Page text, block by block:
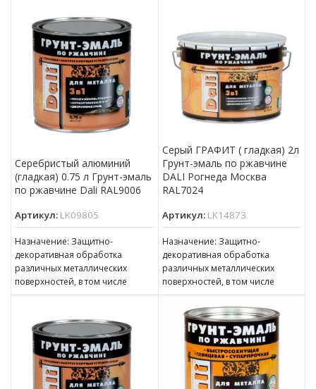
толщиной ржавчины до 100 мкм
Серебристый алюминий
(гладкая) 0.75 л Грунт-эмаль
по ржавчине Dali RAL9006
Артикул: LK09805
Назначение: Защитно-
декоративная обработка
различных металлических
поверхностей, в том числе
пораженных точечной или
толщиной ржавчины до 100 мкм
Серый ГРАФИТ ( гладкая) 2л
Грунт-эмаль по ржавчине
DALI Рогнеда Москва
RAL7024
Артикул: LK14873
Назначение: Защитно-
декоративная обработка
различных металлических
поверхностей, в том числе
пораженных точечной или
сплошной коррозией c
толщиной ржавчины до 100 мкм